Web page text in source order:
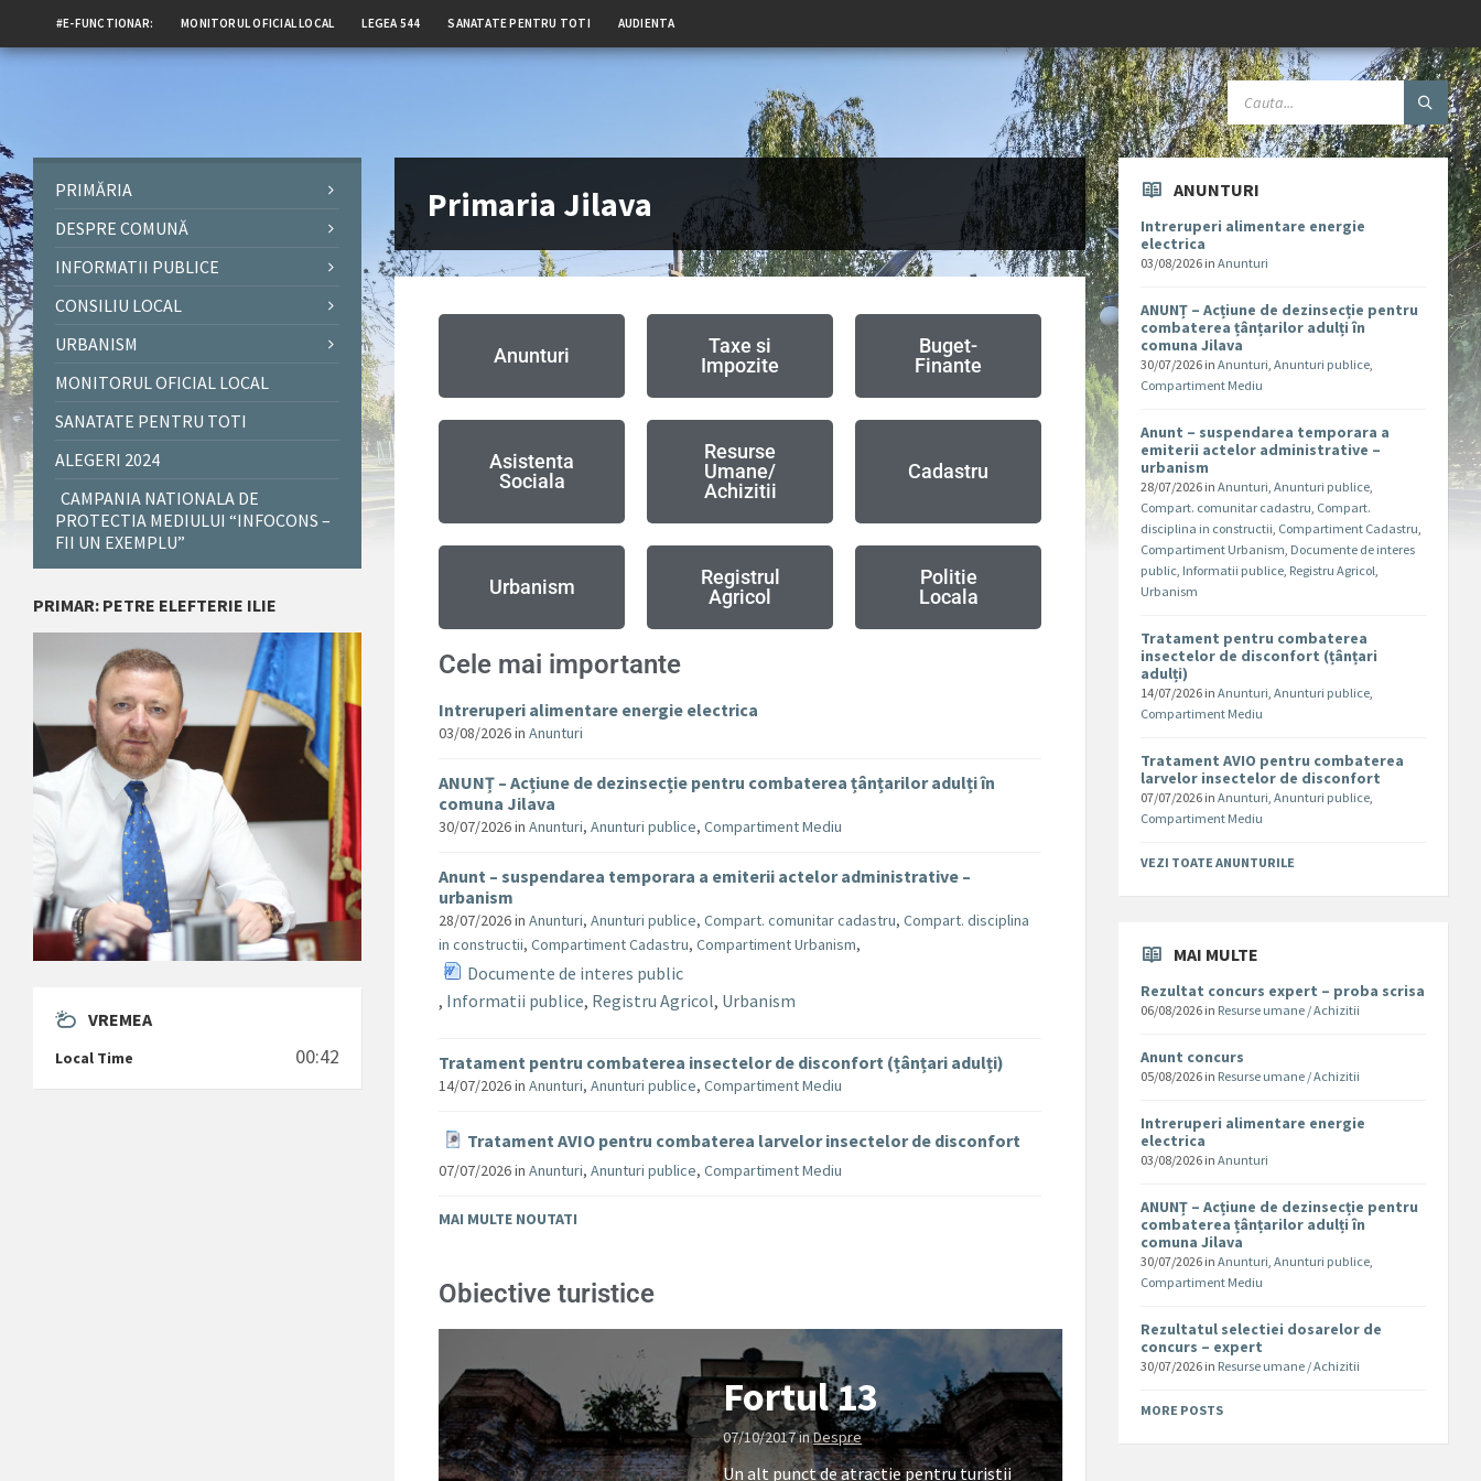
#E-FUNCTIONAR: MONITORUL OFICIAL LOCAL LEGEA 544 SANATATE PENTRU TOTI AUDIENTA
Primaria Jilava
Anunturi
Taxe si
Impozite
Buget-
Finante
Asistenta
Sociala
Resurse
Umane/
Achizitii
Cadastru
Urbanism
Registrul
Agricol
Politie
Locala
Cele mai importante
Intreruperi alimentare energie electrica
03/08/2026inAnunturi
ANUNȚ – Acțiune de dezinsecție pentru combaterea țânțarilor adulți în
comuna Jilava
30/07/2026inAnunturi,Anunturi publice,Compartiment Mediu
Anunt – suspendarea temporara a emiterii actelor administrative –
urbanism
28/07/2026inAnunturi,Anunturi publice,Compart. comunitar cadastru,Compart. disciplina
in constructii,Compartiment Cadastru,Compartiment Urbanism,
Documente de interes public
, Informatii publice, Registru Agricol, Urbanism
Tratament pentru combaterea insectelor de disconfort (țânțari adulți)
14/07/2026inAnunturi,Anunturi publice,Compartiment Mediu
Tratament AVIO pentru combaterea larvelor insectelor de disconfort
07/07/2026inAnunturi,Anunturi publice,Compartiment Mediu
MAI MULTE NOUTATI
Obiective turistice
Fortul 13
07/10/2017inDespre
Un alt punct de atractie pentru turistii
PRIMĂRIA
DESPRE COMUNĂ
INFORMATII PUBLICE
CONSILIU LOCAL
URBANISM
MONITORUL OFICIAL LOCAL
SANATATE PENTRU TOTI
ALEGERI 2024
CAMPANIA NATIONALA DE
PROTECTIA MEDIULUI “INFOCONS –
FII UN EXEMPLU”
PRIMAR: PETRE ELEFTERIE ILIE
VREMEA
Local Time 00:42
ANUNTURI
Intreruperi alimentare energie
electrica
03/08/2026 inAnunturi
ANUNȚ – Acțiune de dezinsecție pentru
combaterea țânțarilor adulți în
comuna Jilava
30/07/2026 inAnunturi,Anunturi publice,
Compartiment Mediu
Anunt – suspendarea temporara a
emiterii actelor administrative –
urbanism
28/07/2026 inAnunturi,Anunturi publice,
Compart. comunitar cadastru, Compart.
disciplina in constructii, Compartiment Cadastru,
Compartiment Urbanism, Documente de interes
public, Informatii publice, Registru Agricol,
Urbanism
Tratament pentru combaterea
insectelor de disconfort (țânțari
adulți)
14/07/2026 inAnunturi,Anunturi publice,
Compartiment Mediu
Tratament AVIO pentru combaterea
larvelor insectelor de disconfort
07/07/2026 inAnunturi,Anunturi publice,
Compartiment Mediu
VEZI TOATE ANUNTURILE
MAI MULTE
Rezultat concurs expert – proba scrisa
06/08/2026 in Resurse umane / Achizitii
Anunt concurs
05/08/2026 in Resurse umane / Achizitii
Intreruperi alimentare energie
electrica
03/08/2026 inAnunturi
ANUNȚ – Acțiune de dezinsecție pentru
combaterea țânțarilor adulți în
comuna Jilava
30/07/2026 inAnunturi,Anunturi publice,
Compartiment Mediu
Rezultatul selectiei dosarelor de
concurs – expert
30/07/2026 in Resurse umane / Achizitii
MORE POSTS